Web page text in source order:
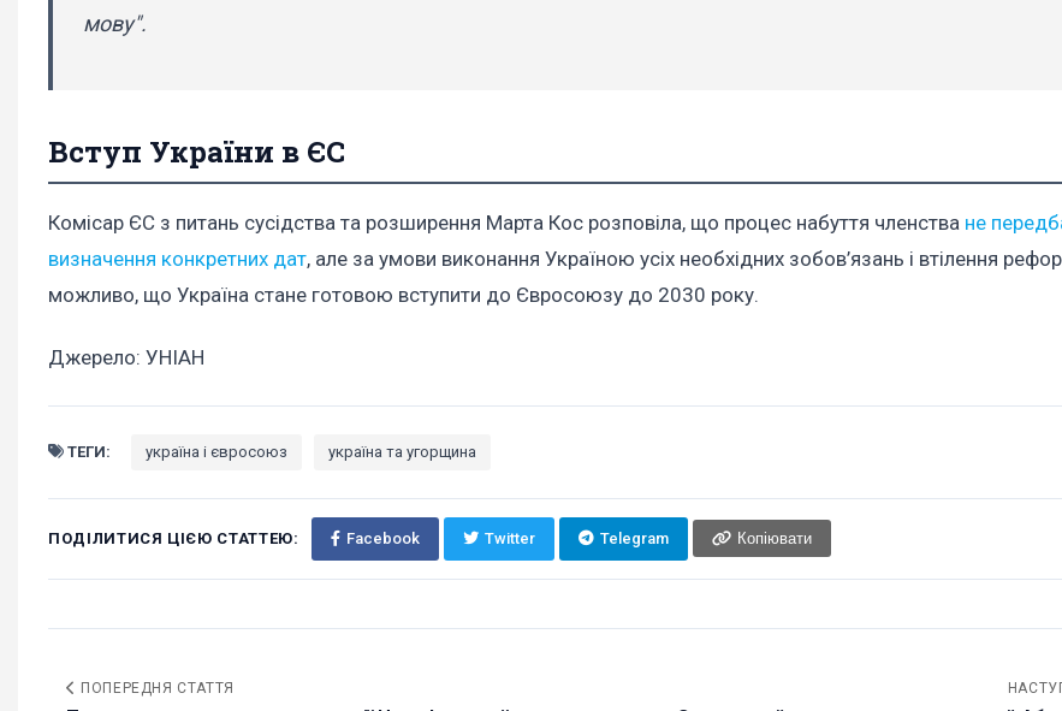
мову".
Вступ України в ЄС
Комісар ЄС з питань сусідства та розширення Марта Кос розповіла, що процес набуття членства не
визначення конкретних дат, але за умови виконання Україною усіх необхідних зобов’язань і втілення
можливо, що Україна стане готовою вступити до Євросоюзу до 2030 року.
Джерело: УНІАН
ТЕГИ: україна і євросоюз україна та угорщина
ПОДІЛИТИСЯ ЦІЄЮ СТАТТЕЮ: Facebook Twitter Telegram Копіювати
ПОПЕРЕДНЯ СТАТТЯ